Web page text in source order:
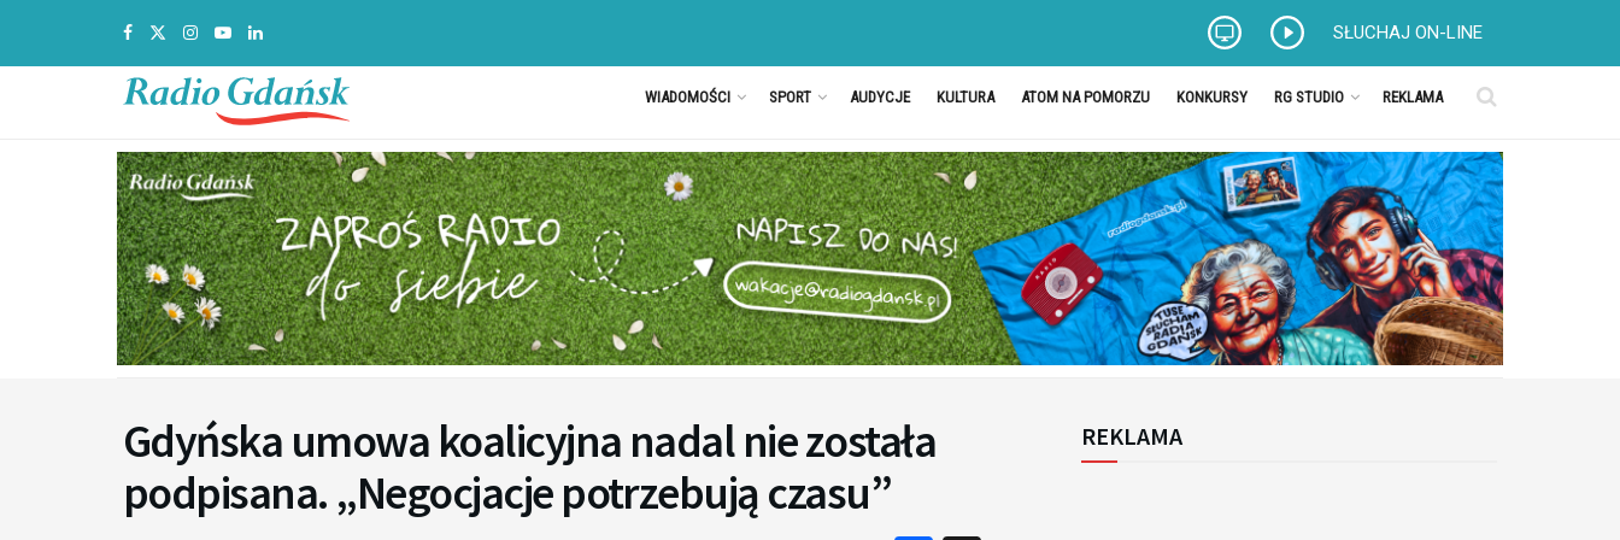
SŁUCHAJ ON-LINE
WIADOMOŚCI SPORT AUDYCJE KULTURA ATOM NA POMORZU KONKURSY RG STUDIO REKLAMA
Gdyńska umowa koalicyjna nadal nie została
podpisana. „Negocjacje potrzebują czasu”
REKLAMA